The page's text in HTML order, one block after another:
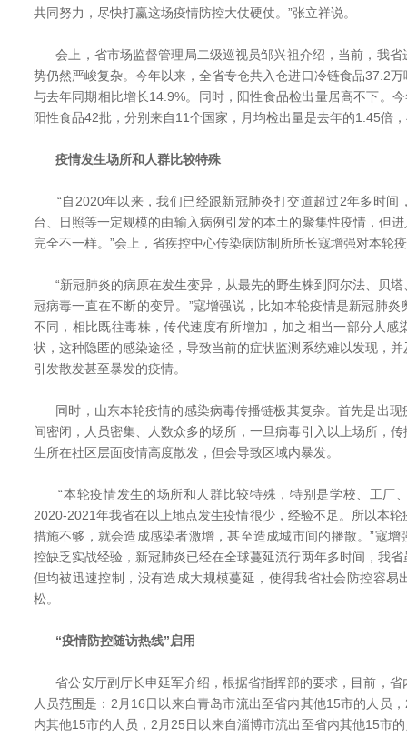
共同努力，尽快打赢这场疫情防控大仗硬仗。”张立祥说。
会上，省市场监督管理局二级巡视员邹兴祖介绍，当前，我省
势仍然严峻复杂。今年以来，全省专仓共入仓进口冷链食品37.2
与去年同期相比增长14.9%。同时，阳性食品检出量居高不下。
阳性食品42批，分别来自11个国家，月均检出量是去年的1.45倍
疫情发生场所和人群比较特殊
“自2020年以来，我们已经跟新冠肺炎打交道超过2年多时间
台、日照等一定规模的由输入病例引发的本土的聚集性疫情，但
完全不一样。”会上，省疾控中心传染病防制所所长寇增强对本轮
“新冠肺炎的病原在发生变异，从最先的野生株到阿尔法、贝塔
冠病毒一直在不断的变异。”寇增强说，比如本轮疫情是新冠肺
不同，相比既往毒株，传代速度有所增加，加之相当一部分人感
状，这种隐匿的感染途径，导致当前的症状监测系统难以发现，
引发散发甚至暴发的疫情。
同时，山东本轮疫情的感染病毒传播链极其复杂。首先是出现
间密闭，人员密集、人数众多的场所，一旦病毒引入以上场所，
生所在社区层面疫情高度散发，但会导致区域内暴发。
“本轮疫情发生的场所和人群比较特殊，特别是学校、工厂
2020-2021年我省在以上地点发生疫情很少，经验不足。所以本
措施不够，就会造成感染者激增，甚至造成城市间的播散。”寇
控缺乏实战经验，新冠肺炎已经在全球蔓延流行两年多时间，我
但均被迅速控制，没有造成大规模蔓延，使得我省社会防控容易
松。
“疫情防控随访热线”启用
省公安厅副厅长申延军介绍，根据省指挥部的要求，目前，省
人员范围是：2月16日以来自青岛市流出至省内其他15市的人员
内其他15市的人员，2月25日以来自淄博市流出至省内其他15市